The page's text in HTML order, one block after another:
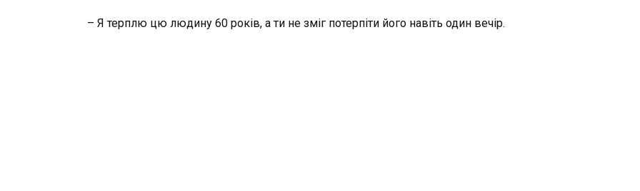
– Я терплю цю людину 60 років, а ти не зміг потерпіти його навіть один вечір.